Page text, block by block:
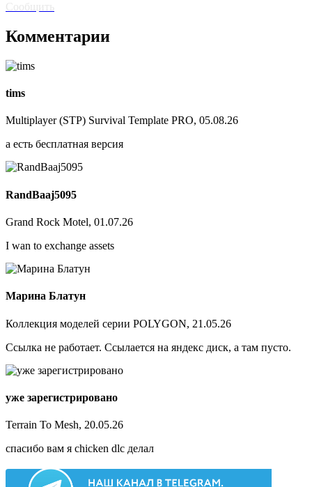
Сообщить
Комментарии
tims
Multiplayer (STP) Survival Template PRO, 05.08.26
а есть бесплатная версия
RandBaaj5095
Grand Rock Motel, 01.07.26
I wan to exchange assets
Марина Блатун
Коллекция моделей серии POLYGON, 21.05.26
Ссылка не работает. Ссылается на яндекс диск, а там пусто.
уже зарегистрировано
Terrain To Mesh, 20.05.26
спасибо вам я chicken dlc делал